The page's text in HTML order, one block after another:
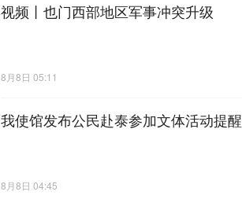
视频丨也门西部地区军事冲突升级
8月8日 05:11
我使馆发布公民赴泰参加文体活动提醒
8月8日 04:45